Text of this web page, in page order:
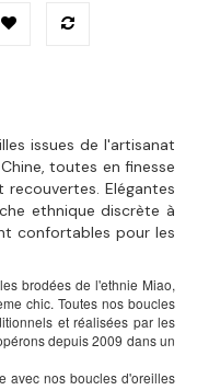
issues de l'artisanat
toutes en finesse
Elégantes
ethnique discrète à
confortables pour les
brodées de l'ethnie Miao,
chic. Toutes nos boucles
et réalisées par les
depuis 2009 dans un
avec nos boucles d'oreilles